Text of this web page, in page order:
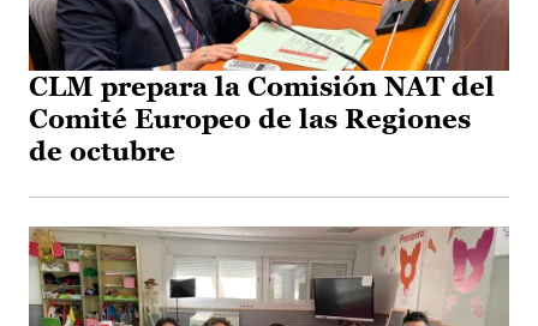
CLM prepara la Comisión NAT del
Comité Europeo de las Regiones
de octubre